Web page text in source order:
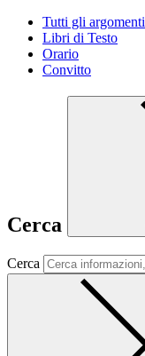
Tutti gli argomenti
Libri di Testo
Orario
Convitto
Cerca
Cerca